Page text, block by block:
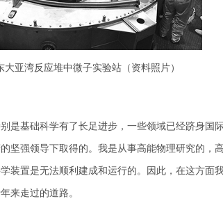
湾反应堆中微子实验站（资料照片）
基础科学有了长足进步，一些领域已经跻身国
坚强领导下取得的。我是从事高能物理研究的，
装置是无法顺利建成和运行的。因此，在这方面
来走过的道路。